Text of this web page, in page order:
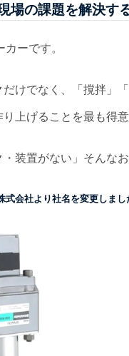
場の課題を解決す
ーです。
けでなく、「撹拌」
上げることを最も得
・装置がない」そんな
式会社より社名を変更しまし